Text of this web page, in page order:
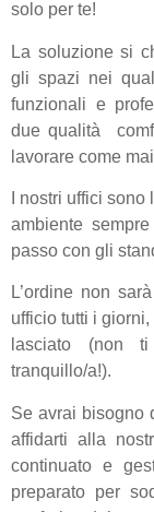
solo per te!
La soluzione si
gli spazi nei
funzionali e
due qualità
lavorare come
I nostri uffici
ambiente
passo con gli
L’ordine non
ufficio tutti i
lasciato (non ti
tranquillo/a!).
Se avrai bisogno
affidarti alla
continuato e
preparato per